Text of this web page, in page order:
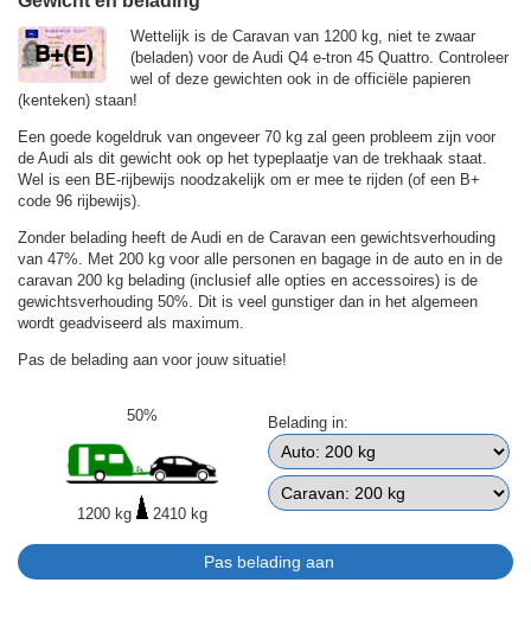
Wettelijk is de Caravan van 1200 kg, niet te zwaar
(beladen) voor de Audi Q4 e-tron 45 Quattro. Controleer
wel of deze gewichten ook in de officiële papieren
(kenteken) staan!
Een goede kogeldruk van ongeveer 70 kg zal geen probleem zijn voor
de Audi als dit gewicht ook op het typeplaatje van de trekhaak staat.
Wel is een BE-rijbewijs noodzakelijk om er mee te rijden (of een B+
code 96 rijbewijs).
Zonder belading heeft de Audi en de Caravan een gewichtsverhouding
van 47%. Met 200 kg voor alle personen en bagage in de auto en in de
caravan 200 kg belading (inclusief alle opties en accessoires) is de
gewichtsverhouding 50%. Dit is veel gunstiger dan in het algemeen
wordt geadviseerd als maximum.
Pas de belading aan voor jouw situatie!
50%
1200 kg 2410 kg
Belading in: